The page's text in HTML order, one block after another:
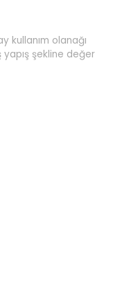
kullanım olanağı
şekline değer